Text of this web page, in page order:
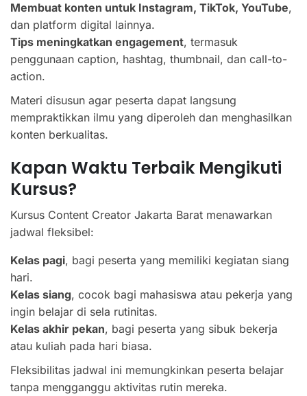
Membuat konten untuk Instagram, TikTok, YouTube,
dan platform digital lainnya.
Tips meningkatkan engagement, termasuk
penggunaan caption, hashtag, thumbnail, dan call-to-
action.
Materi disusun agar peserta dapat langsung
mempraktikkan ilmu yang diperoleh dan menghasilkan
konten berkualitas.
Kapan Waktu Terbaik Mengikuti
Kursus?
Kursus Content Creator Jakarta Barat menawarkan
jadwal fleksibel:
Kelas pagi, bagi peserta yang memiliki kegiatan siang
hari.
Kelas siang, cocok bagi mahasiswa atau pekerja yang
ingin belajar di sela rutinitas.
Kelas akhir pekan, bagi peserta yang sibuk bekerja
atau kuliah pada hari biasa.
Fleksibilitas jadwal ini memungkinkan peserta belajar
tanpa mengganggu aktivitas rutin mereka.